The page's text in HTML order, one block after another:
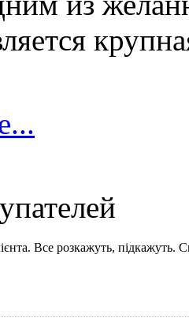
Все розкажуть, підкажуть.